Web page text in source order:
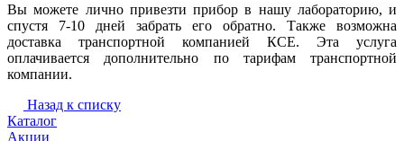
Вы можете лично привезти прибор в нашу лабораторию, и
спустя 7-10 дней забрать его обратно. Также возможна
доставка транспортной компанией КСЕ. Эта услуга
оплачивается дополнительно по тарифам транспортной
компании.
Назад к списку
Каталог
Акции